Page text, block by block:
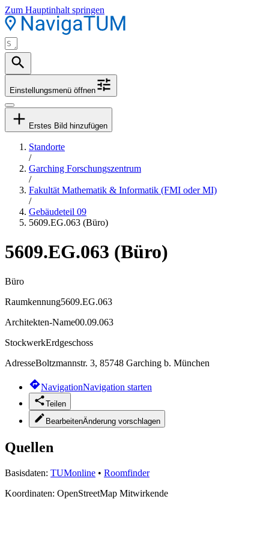
Zum Hauptinhalt springen
Einstellungsmenü öffnen
Erstes Bild hinzufügen
Standorte
/
Garching Forschungszentrum
/
Fakultät Mathematik & Informatik (FMI oder MI)
/
Gebäudeteil 09
5609.EG.063 (Büro)
5609.EG.063 (Büro)
Büro
Raumkennung5609.EG.063
Architekten-Name00.09.063
StockwerkErdgeschoss
AdresseBoltzmannstr. 3, 85748 Garching b. München
NavigationNavigation starten
Teilen
BearbeitenÄnderung vorschlagen
Quellen
Basisdaten: TUMonline • Roomfinder
Koordinaten: OpenStreetMap Mitwirkende